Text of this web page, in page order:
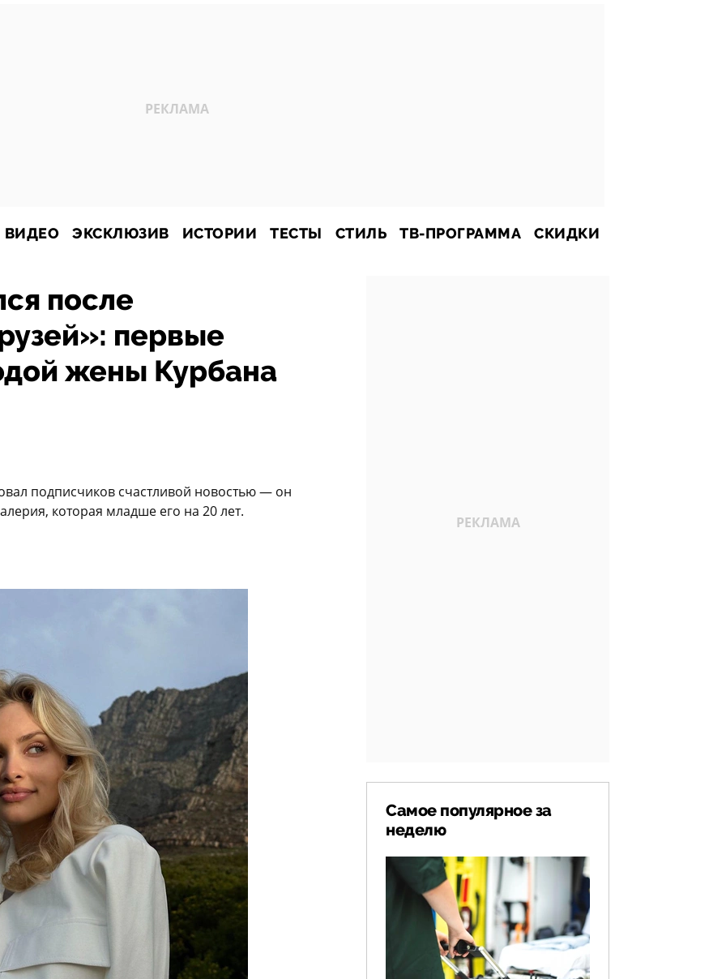
ВИДЕО ЭКСКЛЮЗИВ ИСТОРИИ ТЕСТЫ СТИЛЬ ТВ-ПРОГРАММА СКИДКИ
после
первые
жены Курбана
подписчиков счастливой новостью — он
которая младше его на 20 лет.
Самое популярное за
неделю